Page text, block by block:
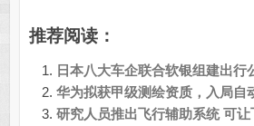
推荐阅读：
日本八大车企联合软银组建出行
华为拟获甲级测绘资质，入局自
研究人员推出飞行辅助系统 可